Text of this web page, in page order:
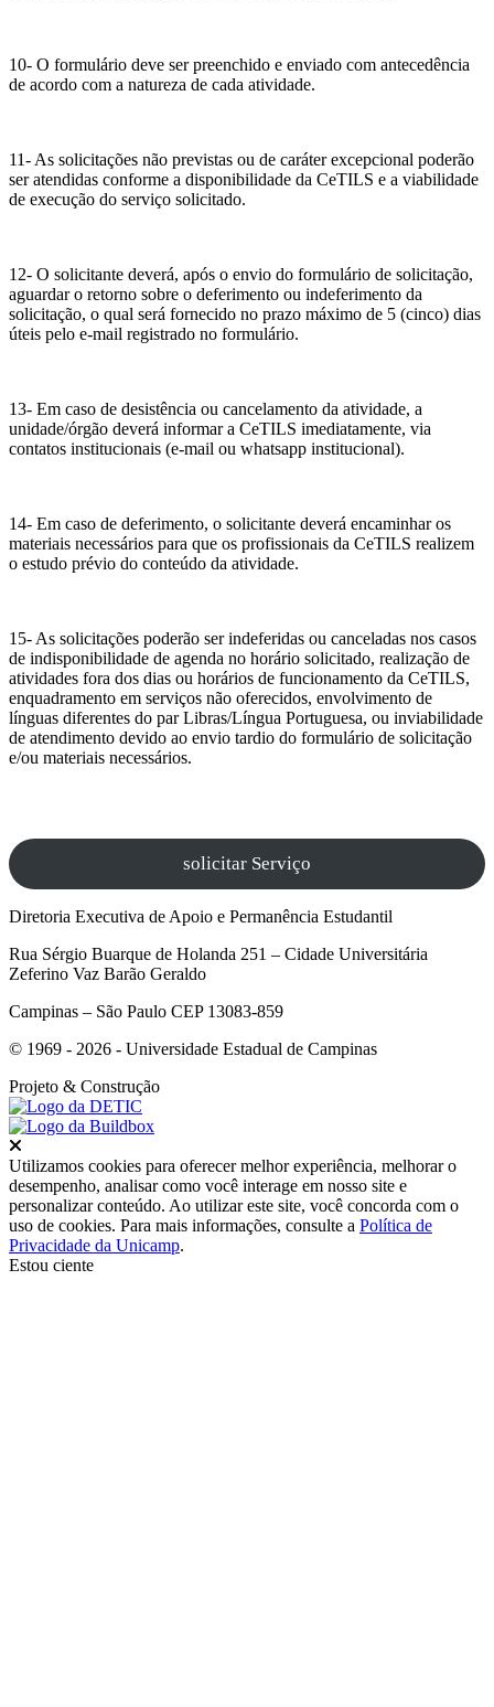
10- O formulário deve ser preenchido e enviado com antecedência
de acordo com a natureza de cada atividade.
11- As solicitações não previstas ou de caráter excepcional poderão
ser atendidas conforme a disponibilidade da CeTILS e a viabilidade
de execução do serviço solicitado.
12- O solicitante deverá, após o envio do formulário de solicitação,
aguardar o retorno sobre o deferimento ou indeferimento da
solicitação, o qual será fornecido no prazo máximo de 5 (cinco) dias
úteis pelo e-mail registrado no formulário.
13- Em caso de desistência ou cancelamento da atividade, a
unidade/órgão deverá informar a CeTILS imediatamente, via
contatos institucionais (e-mail ou whatsapp institucional).
14- Em caso de deferimento, o solicitante deverá encaminhar os
materiais necessários para que os profissionais da CeTILS realizem
o estudo prévio do conteúdo da atividade.
15- As solicitações poderão ser indeferidas ou canceladas nos casos
de indisponibilidade de agenda no horário solicitado, realização de
atividades fora dos dias ou horários de funcionamento da CeTILS,
enquadramento em serviços não oferecidos, envolvimento de
línguas diferentes do par Libras/Língua Portuguesa, ou inviabilidade
de atendimento devido ao envio tardio do formulário de solicitação
e/ou materiais necessários.
solicitar Serviço
Diretoria Executiva de Apoio e Permanência Estudantil
Rua Sérgio Buarque de Holanda 251 – Cidade Universitária
Zeferino Vaz Barão Geraldo
Campinas – São Paulo CEP 13083-859
© 1969 - 2026 - Universidade Estadual de Campinas
Projeto & Construção
Utilizamos cookies para oferecer melhor experiência, melhorar o
desempenho, analisar como você interage em nosso site e
personalizar conteúdo. Ao utilizar este site, você concorda com o
uso de cookies. Para mais informações, consulte a Política de
Privacidade da Unicamp.
Estou ciente